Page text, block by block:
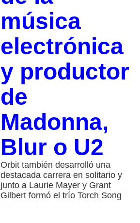
música
electrónica
y productor
de
Madonna,
Blur o U2
Orbit también desarrolló una
destacada carrera en solitario y
junto a Laurie Mayer y Grant
Gilbert formó el trío Torch Song